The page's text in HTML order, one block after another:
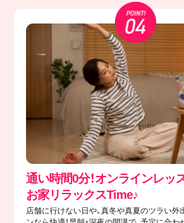
通い時間0分！オンラインレッ
​お家リラックスTime♪
店舗に行けない日や、真冬や真夏のツラい外